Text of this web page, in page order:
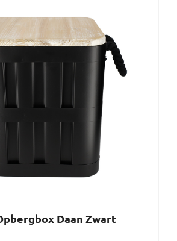
Daan Zwart